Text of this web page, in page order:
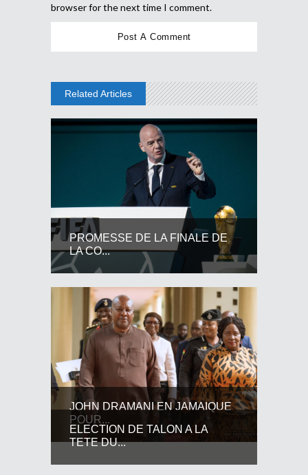
browser for the next time I comment.
Related Articles
PROMESSE DE LA FINALE DE
LA CO...
JOHN DRAMANI EN JAMAIQUE
POUR...
ELECTION DE TALON A LA
TETE DU...